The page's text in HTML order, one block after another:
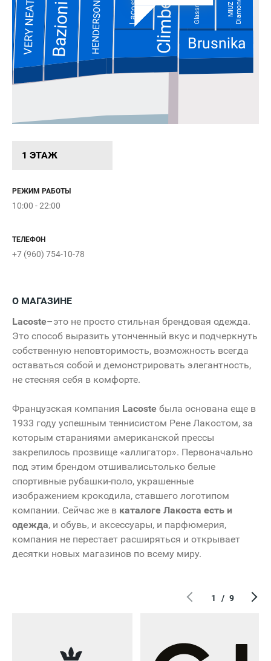
1 ЭТАЖ
РЕЖИМ РАБОТЫ
10:00 - 22:00
ТЕЛЕФОН
+7 (960) 754-10-78
VERY NEAT Brusnika
Bazioni HENDERSON MIUZDiamonds
Lacoste Climber Glassman
О МАГАЗИНЕ
Lacoste–это не просто стильная брендовая одежда.
Это способ выразить утонченный вкус и подчеркнуть
собственную неповторимость, возможность всегда
оставаться собой и демонстрировать элегантность,
не стесняя себя в комфорте.
Французская компания Lacoste была основана еще в
1933 году успешным теннисистом Рене Лакостом, за
которым стараниями американской прессы
закрепилось прозвище «аллигатор». Первоначально
под этим брендом отшивалисьтолько белые
спортивные рубашки-поло, украшенные
изображением крокодила, ставшего логотипом
компании. Сейчас же в каталоге Лакоста есть и
одежда, и обувь, и аксессуары, и парфюмерия,
компания не перестает расширяться и открывает
десятки новых магазинов по всему миру.
1 / 9